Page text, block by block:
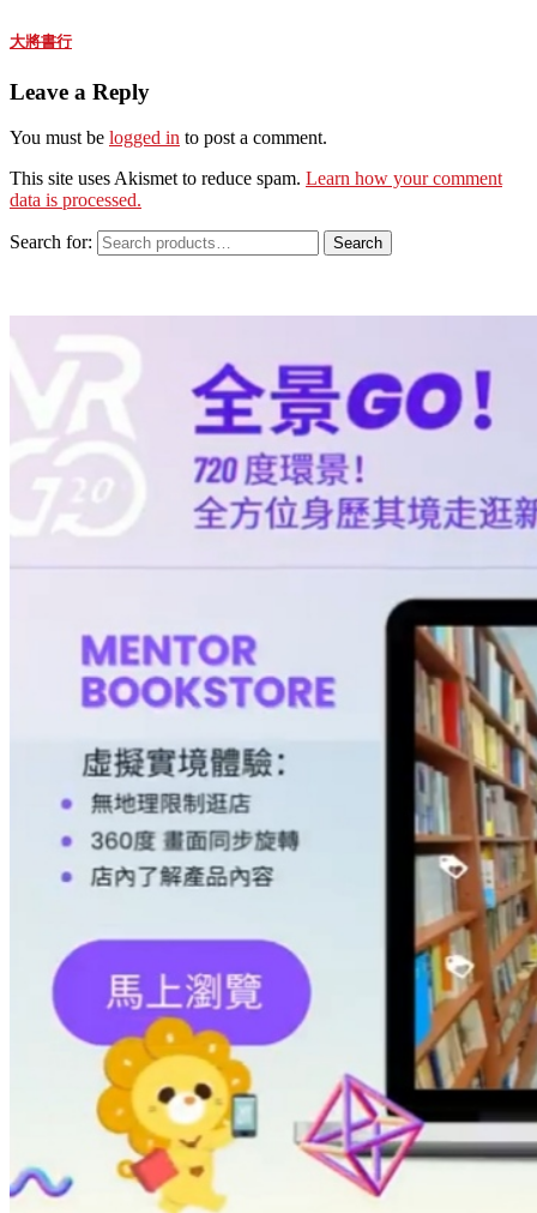
大將書行
Leave a Reply
You must be logged in to post a comment.
This site uses Akismet to reduce spam. Learn how your comment
data is processed.
Search for: Search